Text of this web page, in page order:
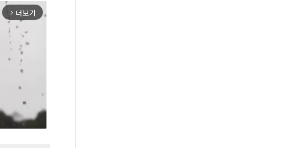
arrow_forward_ios 더보기